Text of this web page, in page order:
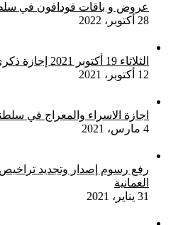
عروض و باقات فودافون في
28 أكتوبر، 2022
الثلاثاء 19 أكتوبر 2021 إجازة ذكرى المولد النبوي
12 أكتوبر، 2021
اجازة الاسراء والمعراج في سلطنة
4 مارس، 2021
رفع رسوم إصدار وتجديد تراخيص
العمانية
31 يناير، 2021